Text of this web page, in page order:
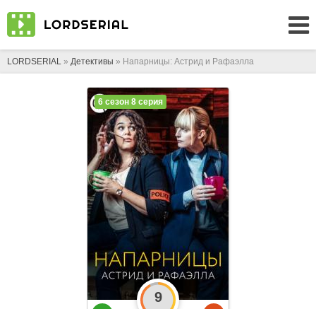
LORDSERIAL » Детективы » Напарницы: Астрид и Рафаэлла
6 сезон 8 серия
9